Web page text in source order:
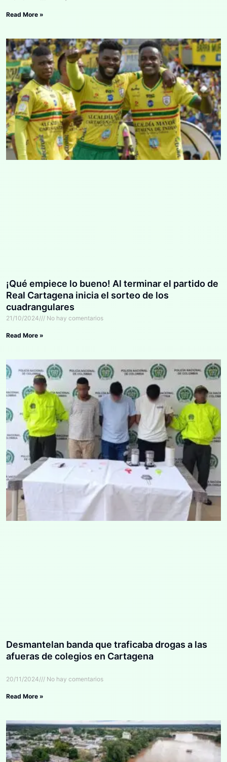
Read More »
¡Qué empiece lo bueno! Al terminar el partido de
Real Cartagena inicia el sorteo de los
cuadrangulares
21/10/2024 No hay comentarios
Read More »
Desmantelan banda que traficaba drogas a las
afueras de colegios en Cartagena
20/11/2024 No hay comentarios
Read More »